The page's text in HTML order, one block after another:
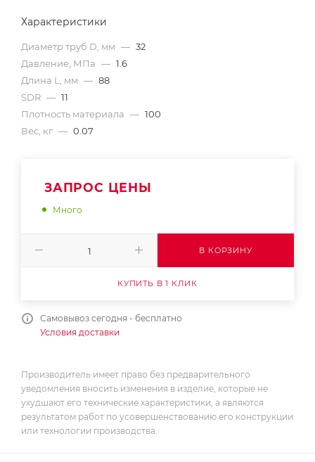
Характеристики
Диаметр труб D, мм — 32
Давление, МПа — 1.6
Длина L, мм — 88
SDR — 11
Плотность материала — 100
Вес, кг — 0.07
ЗАПРОС ЦЕНЫ
Много
В КОРЗИНУ
КУПИТЬ В 1 КЛИК
Самовывоз сегодня - бесплатно
Условия доставки
Производитель имеет право без предварительного
уведомления вносить изменения в изделие, которые не
ухудшают его технические характеристики, а являются
результатом работ по усовершенствованию его конструкции
или технологии производства.